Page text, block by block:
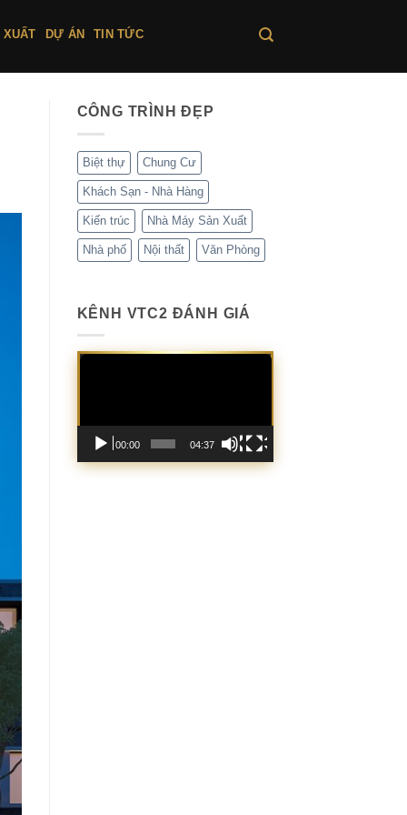
DỰ ÁN TIN TỨC
CÔNG TRÌNH ĐẸP
Biệt thự Chung Cư
Khách Sạn - Nhà Hàng
Kiến trúc Nhà Máy Sản Xuất
Nhà phố Nội thất Văn Phòng
KÊNH VTC2 ĐÁNH GIÁ
Trình
00:00 04:37